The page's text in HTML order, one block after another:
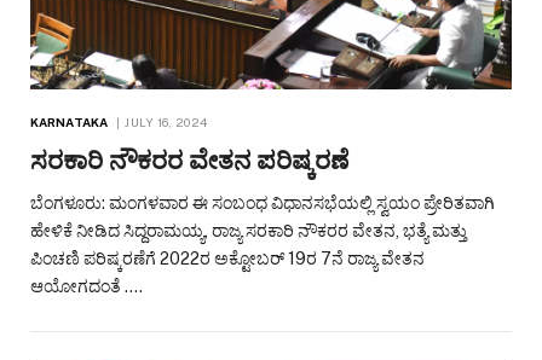
KARNATAKA JULY 16, 2024
ಸರಕಾರಿ ನೌಕರರ ವೇತನ ಪರಿಷ್ಕರಣೆ
ಬೆಂಗಳೂರು: ಮಂಗಳವಾರ ಈ ಸಂಬಂಧ ವಿಧಾನಸಭೆಯಲ್ಲಿ ಸ್ವಯಂ ಪ್ರೇರಿತವಾಗಿ
ಹೇಳಿಕೆ ನೀಡಿದ ಸಿದ್ದರಾಮಯ್ಯ, ರಾಜ್ಯ ಸರಕಾರಿ ನೌಕರರ ವೇತನ, ಭತ್ಯೆ ಮತ್ತು
ಪಿಂಚಣಿ ಪರಿಷ್ಕರಣೆಗೆ 2022ರ ಅಕ್ಟೋಬರ್ 19ರ 7ನೆ ರಾಜ್ಯ ವೇತನ
ಆಯೋಗದಂತೆ .…